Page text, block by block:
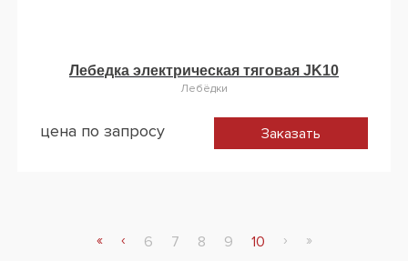
Лебедка электрическая тяговая JK10
Лебёдки
цена по запросу Заказать
« ‹ 6 7 8 9 10 › »